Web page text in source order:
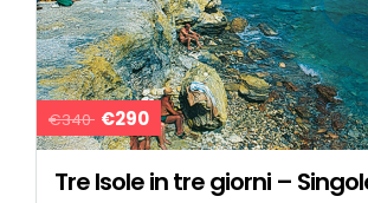
€340 €290
Tre Isole in tre giorni –